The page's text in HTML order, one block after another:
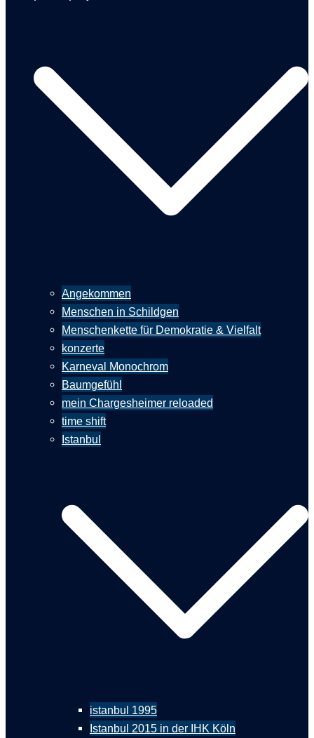
Angekommen
Menschen in Schildgen
Menschenkette für Demokratie & Vielfalt
konzerte
Karneval Monochrom
Baumgefühl
mein Chargesheimer reloaded
time shift
Istanbul
istanbul 1995
Istanbul 2015 in der IHK Köln